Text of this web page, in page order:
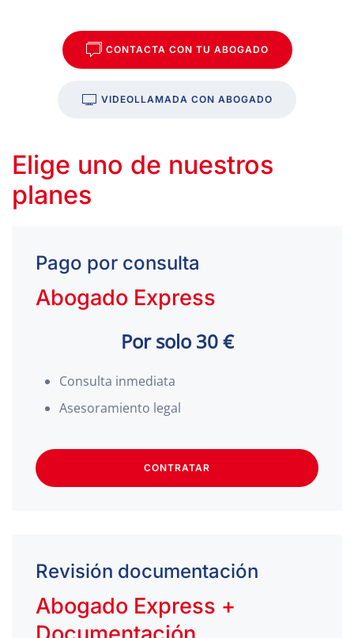
CONTACTA CON TU ABOGADO
VIDEOLLAMADA CON ABOGADO
Elige uno de nuestros
planes
Pago por consulta
Abogado Express
Por solo 30 €
Consulta inmediata
Asesoramiento legal
CONTRATAR
Revisión documentación
Abogado Express +